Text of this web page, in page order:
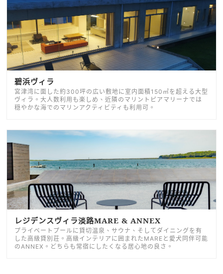
碧浜ヴィラ
宮津湾に面した約300坪の広い敷地に室内面積150㎡を超える大型
ヴィラ。大人数利用も楽しめ、近隣のマリントピアマリーナでは
穏やかな海でのマリンアクティビティも利用可。
レジデンスヴィラ淡路MARE & ANNEX
プライベートプールに貸切温泉、サウナ、そしてダイニングを有
した高級貸別荘。高級インテリアに囲まれたMAREと愛犬同伴可能
のANNEX。どちらも常宿にしたくなる居心地の良さ。